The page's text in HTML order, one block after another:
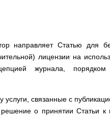
направляет Статью для
лицензии на
журнала, порядком
связанные с
о принятии Статьи к